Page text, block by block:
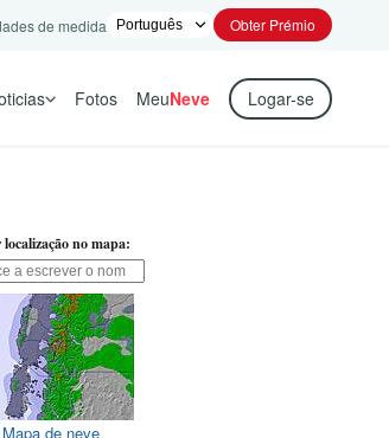
de medida Obter Prémio
Fotos MeuNeve Logar-se
no mapa:
Mapa de neve